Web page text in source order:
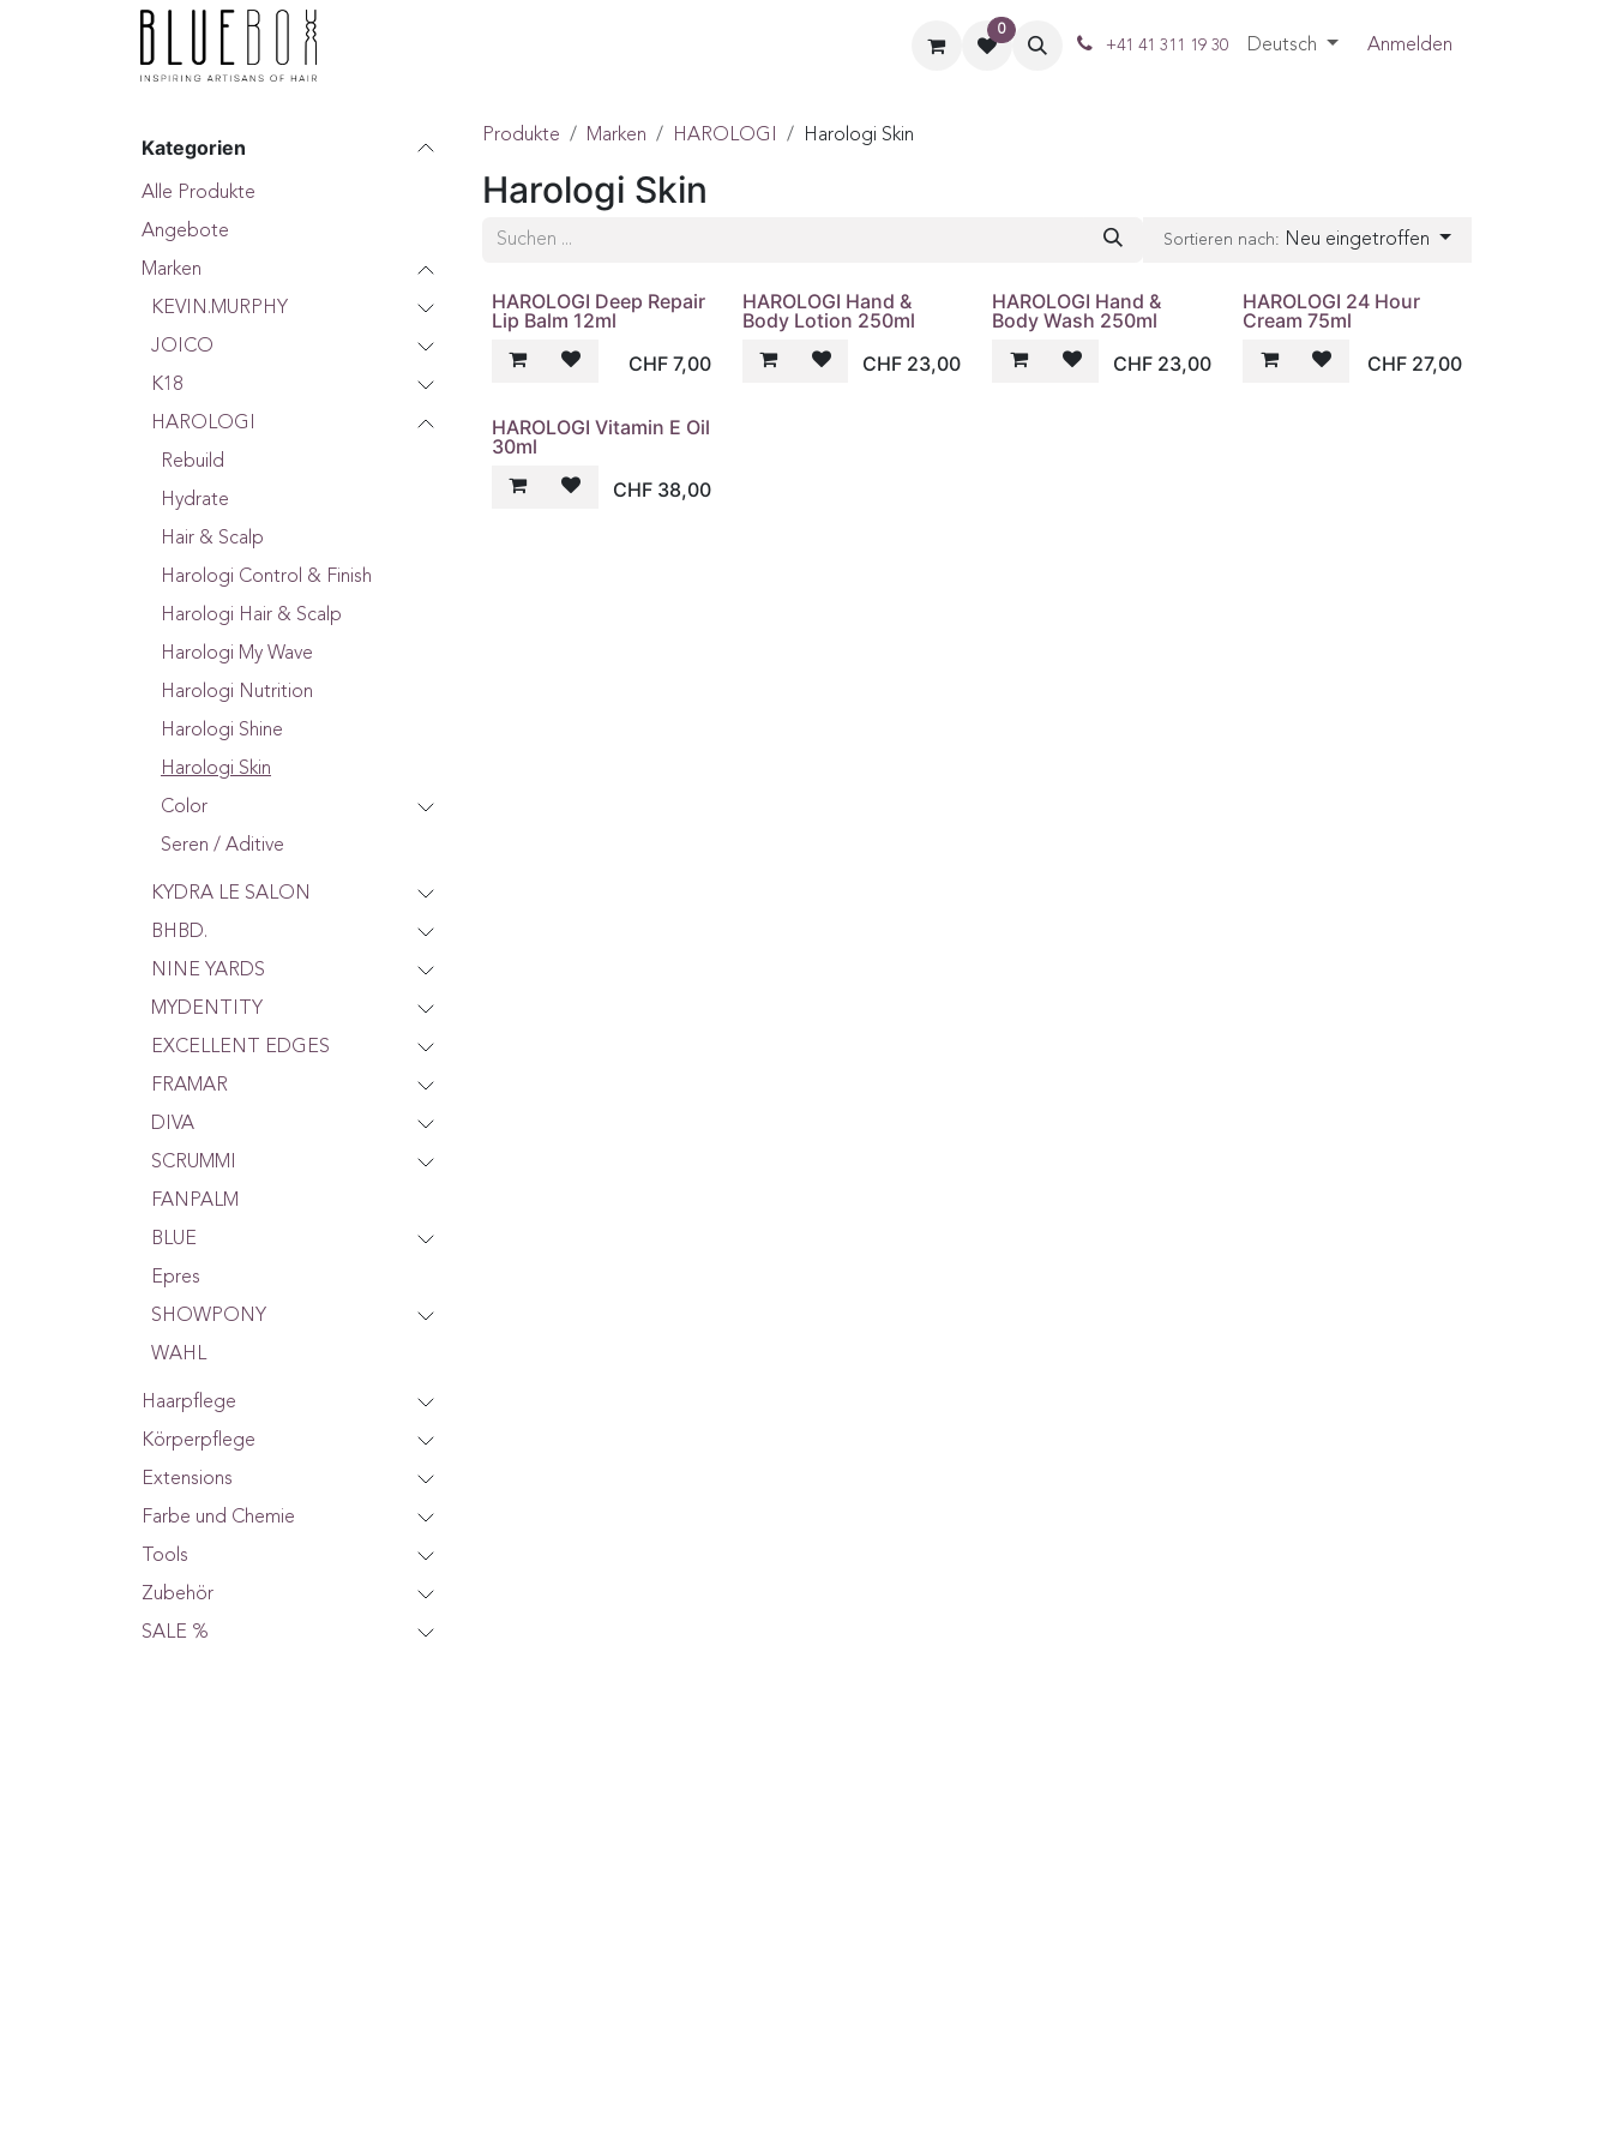
ZUM INHALT SPRINGEN
0
+41 41 311 19 30 Deutsch Anmelden
Kategorien
Alle Produkte
Angebote
Marken
KEVIN.MURPHY
JOICO
K18
HAROLOGI
Rebuild
Hydrate
Hair & Scalp
Harologi Control & Finish
Harologi Hair & Scalp
Harologi My Wave
Harologi Nutrition
Harologi Shine
Harologi Skin
Color
Seren / Aditive
KYDRA LE SALON
BHBD.
NINE YARDS
MYDENTITY
EXCELLENT EDGES
FRAMAR
DIVA
SCRUMMI
FANPALM
BLUE
Epres
SHOWPONY
WAHL
Haarpflege
Körperpflege
Extensions
Farbe und Chemie
Tools
Zubehör
SALE %
Produkte Marken HAROLOGI Harologi Skin
Harologi Skin
Sortieren nach: Neu eingetroffen
HAROLOGI Deep Repair
Lip Balm 12ml
CHF 7,00
HAROLOGI Hand &
Body Lotion 250ml
CHF 23,00
HAROLOGI Hand &
Body Wash 250ml
CHF 23,00
HAROLOGI 24 Hour
Cream 75ml
CHF 27,00
HAROLOGI Vitamin E Oil
30ml
CHF 38,00